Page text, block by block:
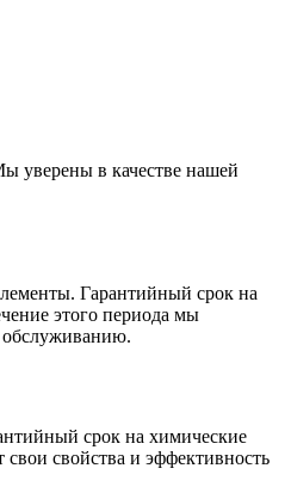
уверены в качестве нашей
Гарантийный срок на
этого периода мы
обслуживанию.
срок на химические
свойства и эффективность